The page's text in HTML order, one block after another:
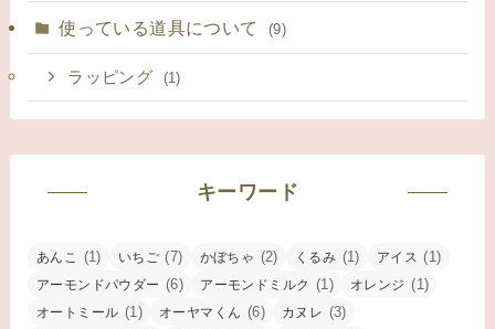
使っている道具について (9)
ラッピング (1)
キーワード
あんこ (1) いちご (7) かぼちゃ (2) くるみ (1) アイス (1)
アーモンドパウダー (6) アーモンドミルク (1) オレンジ (1)
オートミール (1) オーヤマくん (6) カヌレ (3)